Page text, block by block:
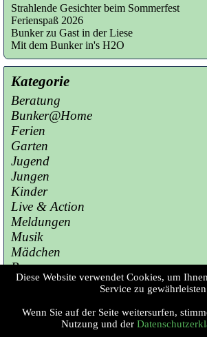
Strahlende Gesichter beim Sommerfest
Ferienspaß 2026
Bunker zu Gast in der Liese
Mit dem Bunker in's H2O
Kategorie
Beratung
Bunker@Home
Ferien
Garten
Jugend
Jungen
Kinder
Live & Action
Meldungen
Musik
Mädchen
Presse
Sport
Copyright © 2023 Jugendzentrum Bunker
Diese Website verwendet Cookies, um
Service zu
Wenn Sie auf der Seite weitersurfen,
Nutzung und der